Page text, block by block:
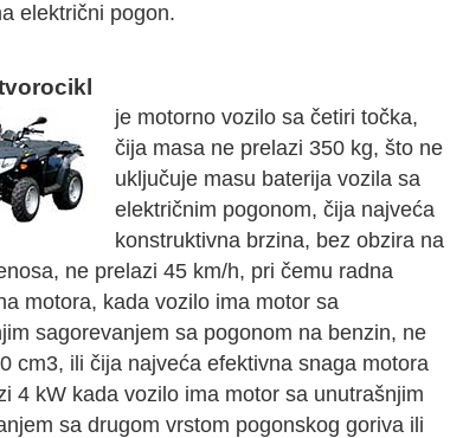
električni pogon.
je motorno vozilo sa četiri točka,
čija masa ne prelazi 350 kg, što ne
uključuje masu baterija vozila sa
električnim pogonom, čija najveća
konstruktivna brzina, bez obzira na
ne prelazi 45 km/h, pri čemu radna
motora, kada vozilo ima motor sa
sagorevanjem sa pogonom na benzin, ne
cm3, ili čija najveća efektivna snaga motora
4 kW kada vozilo ima motor sa unutrašnjim
sa drugom vrstom pogonskog goriva ili